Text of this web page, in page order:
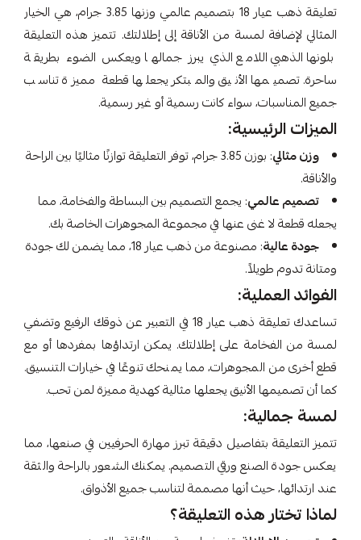
تعليقة ذهب عيار 18 بتصميم عالمي وزنها 3.85 جرام، هي الخيار
المثالي لإضافة لمسة من الأناقة إلى إطلالتك. تتميز هذه التعليقة
بلونها الذهبي اللامع الذي يبرز جمالها ويعكس الضوء بطريقة
ساحرة. تصميمها الأنيق والمبتكر يجعلها قطعة مميزة تناسب
جميع المناسبات، سواء كانت رسمية أو غير رسمية.
الميزات الرئيسية:
وزن مثالي
: بوزن 3.85 جرام، توفر التعليقة توازنًا مثاليًا بين الراحة
والأناقة.
تصميم عالمي: يجمع التصميم بين البساطة والفخامة، مما
يجعله قطعة لا غنى عنها في مجموعة المجوهرات الخاصة بك.
جودة عالية
: مصنوعة من ذهب عيار 18، مما يضمن لك جودة
ومتانة تدوم طويلاً.
الفوائد العملية:
تساعدك تعليقة ذهب عيار 18 في التعبير عن ذوقك الرفيع وتضفي
لمسة من الفخامة على إطلالتك. يمكن ارتداؤها بمفردها أو مع
قطع أخرى من المجوهرات، مما يمنحك تنوعًا في خيارات التنسيق.
كما أن تصميمها الأنيق يجعلها مثالية كهدية مميزة لمن تحب.
لمسة جمالية:
تتميز التعليقة بتفاصيل دقيقة تبرز مهارة الحرفيين في صنعها، مما
يعكس جودة الصنع ورقي التصميم. يمكنك الشعور بالراحة والثقة
عند ارتدائها، حيث أنها مصممة لتناسب جميع الأذواق.
لماذا تختار هذه التعليقة؟